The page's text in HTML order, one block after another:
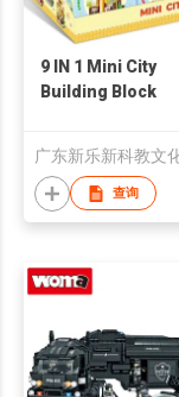
9 IN 1 Mini City
Building Block
查询